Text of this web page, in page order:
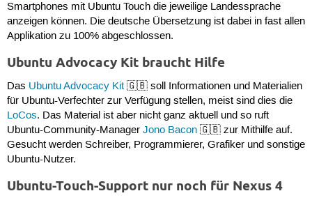
Smartphones mit Ubuntu Touch die jeweilige Landessprache
anzeigen können. Die deutsche Übersetzung ist dabei in fast allen
Applikation zu 100% abgeschlossen.
Ubuntu Advocacy Kit braucht Hilfe
Das Ubuntu Advocacy Kit🇬🇧 soll Informationen und Materialien
für Ubuntu-Verfechter zur Verfügung stellen, meist sind dies die
LoCos. Das Material ist aber nicht ganz aktuell und so ruft
Ubuntu-Community-Manager Jono Bacon🇬🇧 zur Mithilfe auf.
Gesucht werden Schreiber, Programmierer, Grafiker und sonstige
Ubuntu-Nutzer.
Ubuntu-Touch-Support nur noch für Nexus 4